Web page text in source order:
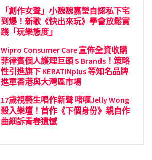
「創作女聲」小魏魏嘉瑩自認私下宅
到爆！新歌《快出來玩》學會放鬆實
踐「玩樂態度」
Wipro Consumer Care 宣佈全資收購
菲律賓個人護理巨頭 S Brands！策略
性引進旗下 KERATINplus 等知名品牌
進軍香港與大灣區市場
17歲視藝生唱作新聲 啫喱Jelly Wong
殺入樂壇！首作《下個身份》親自作
曲細訴青春遺憾